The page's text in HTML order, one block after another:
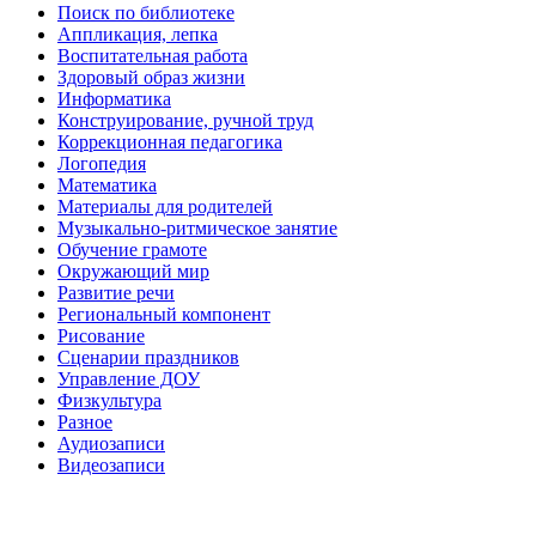
Поиск по библиотеке
Аппликация, лепка
Воспитательная работа
Здоровый образ жизни
Информатика
Конструирование, ручной труд
Коррекционная педагогика
Логопедия
Математика
Материалы для родителей
Музыкально-ритмическое занятие
Обучение грамоте
Окружающий мир
Развитие речи
Региональный компонент
Рисование
Сценарии праздников
Управление ДОУ
Физкультура
Разное
Аудиозаписи
Видеозаписи